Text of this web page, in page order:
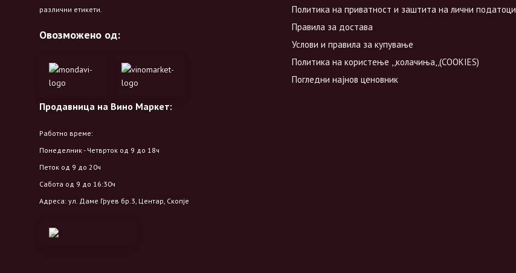
различни етикети.
Овозможено од:
Продавница на Вино Маркет:
Работно време:
Понеделник - Четврток од 9 до 18ч
Петок од 9 до 20ч
Сабота од 9 до 16:30ч
Адреса: ул. Даме Груев бр.3, Центар, Скопје
Политика на приватност и заштита на лични податоци
Правила за достава
Услови и правила за купување
Политика на користење ,,колачиња,,(COOKIES)
Погледни најнов ценовник